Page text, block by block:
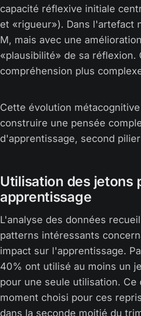
capacité réflexive initiale
et «rigueur»). Dans l'artefact
M, mais avec une
«plausibilité» de sa
compréhension plus
Cette évolution
construire une pensée
d'apprentissage, second
Utilisation des jetons
apprentissage
L'analyse des données
patterns intéressants
impact sur l'apprentissage.
40% ont utilisé au moins un
pour une seule utilisation.
moment choisi pour ces
dans la seconde moitié du